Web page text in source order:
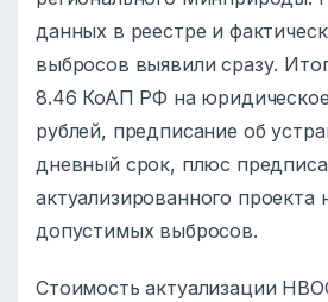
данных в реестре и
выбросов выявили сразу.
8.46 КоАП РФ на
рублей, предписание об
дневный срок, плюс
актуализированного проекта
допустимых выбросов.
Стоимость актуализации